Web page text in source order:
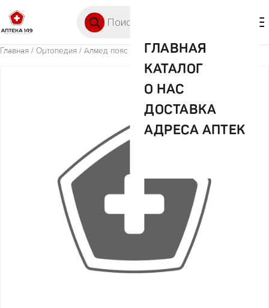
ГЛАВНАЯ
КАТАЛОГ
О НАС
ДОСТАВКА
АДРЕСА АПТЕК
Главная / Ортопедия / Алмед пояс из овцы